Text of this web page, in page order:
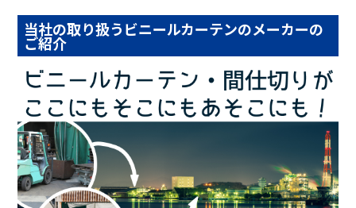
当社の取り扱うビニールカーテンのメーカーの
ご紹介